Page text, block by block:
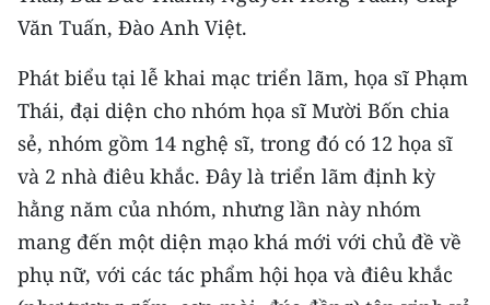
THỜI NAY
NHÂN DÂN CUỐI TUẦN
NHÂN DÂN HẰNG THÁNG
MUA BÁO
ĐỌC BÁO IN
Văn Tuấn, Đào Anh Việt.
Phát biểu tại lễ khai mạc triển lãm, họa sĩ Phạm
Thái, đại diện cho nhóm họa sĩ Mười Bốn chia
sẻ, nhóm gồm 14 nghệ sĩ, trong đó có 12 họa sĩ
và 2 nhà điêu khắc. Đây là triển lãm định kỳ
hằng năm của nhóm, nhưng lần này nhóm
mang đến một diện mạo khá mới với chủ đề về
phụ nữ, với các tác phẩm hội họa và điêu khắc